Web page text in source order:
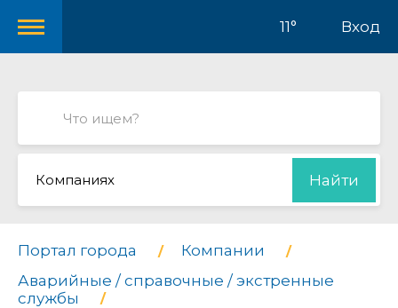
11° Вход
Компаниях Найти
Портал города
Компании
Аварийные / справочные / экстренные
службы